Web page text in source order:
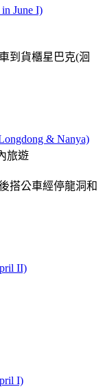
June I)
到貨櫃星巴克(洄
& Nanya)
旅遊
搭公車經停龍洞和
II)
I)